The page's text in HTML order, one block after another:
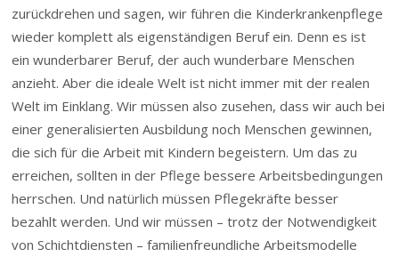
zurückdrehen und sagen, wir führen die Kinderkrankenpflege
wieder komplett als eigenständigen Beruf ein. Denn es ist
ein wunderbarer Beruf, der auch wunderbare Menschen
anzieht. Aber die ideale Welt ist nicht immer mit der realen
Welt im Einklang. Wir müssen also zusehen, dass wir auch bei
einer generalisierten Ausbildung noch Menschen gewinnen,
die sich für die Arbeit mit Kindern begeistern. Um das zu
erreichen, sollten in der Pflege bessere Arbeitsbedingungen
herrschen. Und natürlich müssen Pflegekräfte besser
bezahlt werden. Und wir müssen – trotz der Notwendigkeit
von Schichtdiensten – familienfreundliche Arbeitsmodelle